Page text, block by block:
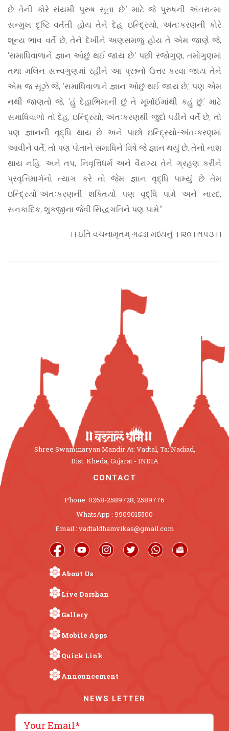
છે તેની કોરે સંયમી પુરુષ સૂતા છે.’ માટે જે પુરુષની અંતરાત્મા
સન્મુખ દૃષ્ટિ વર્તતી હોય તેને દેહ, ઇન્દ્રિયો, અંતઃકરણની કોરે
શૂન્ય ભાવ વર્તે છે, તેને દેખીને અણસમજુ હોય તે એમ જાણે જે,
‘સમાધિવાળાને જ્ઞાન ઓછું થઈ જાય છે.’ પછી રજોગુણ, તમોગુણમાં
તથા મલિન સત્ત્વગુણમાં રહીને આ પ્રશ્નનો ઉત્તર કરવા જાય તેને
એમ જ સૂઝે જે, ‘સમાધિવાળાને જ્ઞાન ઓછું થઈ જાય છે,’ પણ એમ
નથી જાણતો જે, ‘હું દેહાભિમાની છું તે મૂર્ખાઈમાંથી કહું છું.’ માટે
સમાધિવાળો તો દેહ, ઇન્દ્રિયો, અંતઃકરણથી જુદો પડીને વર્તે છે, તો
પણ જ્ઞાનની વૃદ્ધિ થાય છે અને પાછો ઇન્દ્રિયો-અંતઃકરણમાં
આવીને વર્તે, તો પણ પોતાને સમાધિને વિષે જે જ્ઞાન થયું છે, તેનો નાશ
થાય નહિ. અને તપ, નિવૃત્તિધર્મ અને વૈરાગ્ય તેને ગ્રહણ કરીને
પ્રવૃત્તિમાર્ગનો ત્યાગ કરે તો જેમ જ્ઞાન વૃદ્ધિ પામ્યું છે તેમ
ઇન્દ્રિયો-અંતઃકરણની શક્તિયો પણ વૃદ્ધિ પામે અને નારદ,
સનકાદિક, શુકજીના જેવી સિદ્ધગતિને પણ પામે.”
।। ઇતિ વચનામૃતમ્ ગઢડા મધ્યનું ।।૨૦।।૧૫૩।।
Shree Swaminaryan Mandir At: Vadtal, Ta: Nadiad,
Dist: Kheda, Gujarat - INDIA
CONTACT
Phone: 0268-2589728, 2589776
WhatsApp : 9909015500
Email : vadtaldhamvikas@gmail.com
About Us
Live Darshan
Gallery
Mobile Apps
Quick Link
Announcement
NEWS LETTER